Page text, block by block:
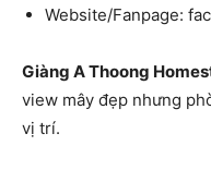
Website/Fanpage:
Giàng A Thoong
view mây đẹp nhưng
vị trí.